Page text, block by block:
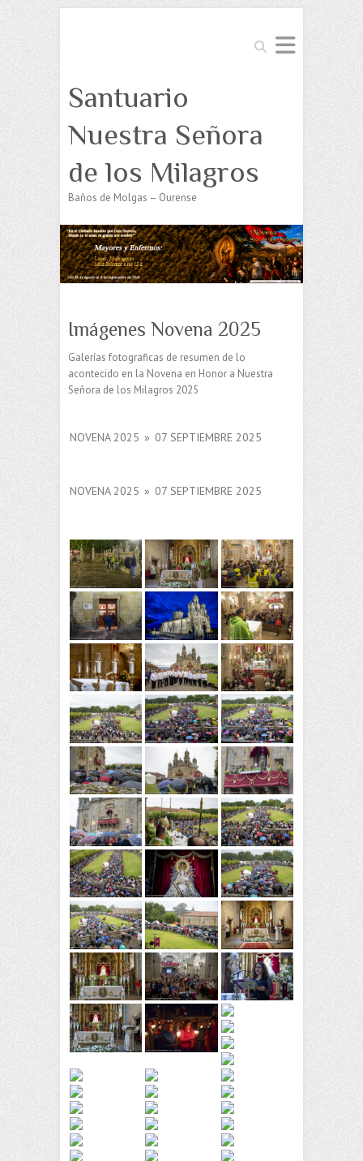
Buscar
Santuario
Nuestra Señora
de los Milagros
Baños de Molgas – Ourense
Imágenes Novena 2025
Galerías fotograficas de resumen de lo
acontecido en la Novena en Honor a Nuestra
Señora de los Milagros 2025
NOVENA 2025 » 07 SEPTIEMBRE 2025
NOVENA 2025 » 07 SEPTIEMBRE 2025